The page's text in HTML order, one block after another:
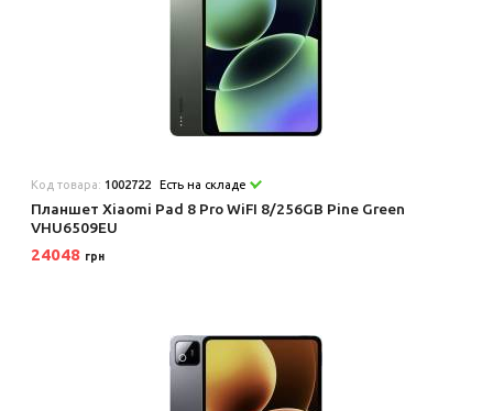
Код товара: 1002722 Есть на складе
Планшет Xiaomi Pad 8 Pro WiFI 8/256GB Pine Green
VHU6509EU
24048 грн